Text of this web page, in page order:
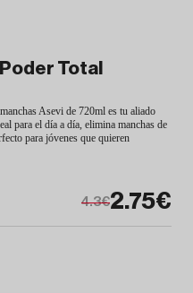
Total
Asevi de 720ml es tu aliado
para el día a día, elimina manchas de
para jóvenes que quieren
2.75€
4.3€